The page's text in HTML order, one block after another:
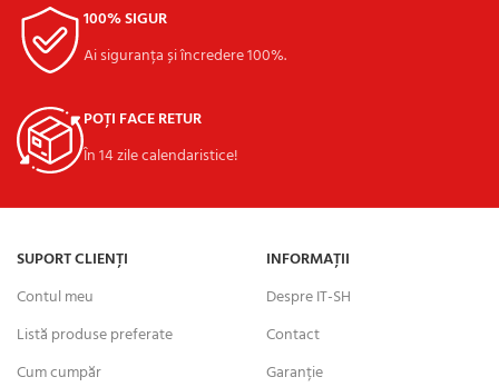
100% SIGUR
Ai siguranța și încredere 100%.
POȚI FACE RETUR
În 14 zile calendaristice!
SUPORT CLIENȚI
Contul meu
Listă produse preferate
Cum cumpăr
INFORMAȚII
Despre IT-SH
Contact
Garanție